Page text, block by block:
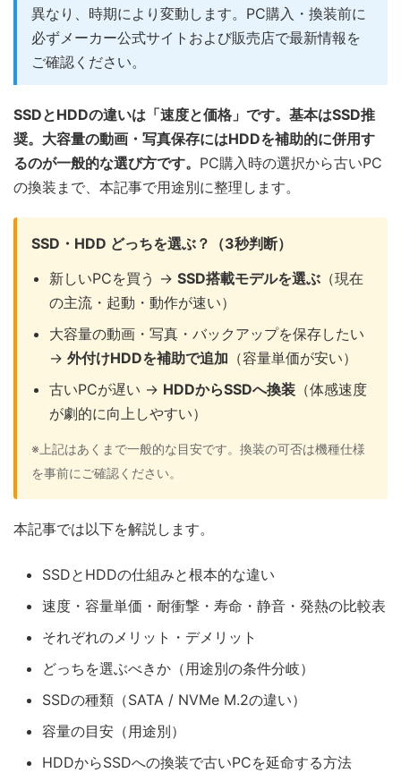
異なり、時期により変動します。PC購入・換装前に
必ずメーカー公式サイトおよび販売店で最新情報を
ご確認ください。
SSDとHDDの違いは「速度と価格」です。基本はSSD推
奨。大容量の動画・写真保存にはHDDを補助的に併用す
るのが一般的な選び方です。 PC購入時の選択から古いPC
の換装まで、本記事で用途別に整理します。
SSD・HDD どっちを選ぶ？（3秒判断）
新しいPCを買う → SSD搭載モデルを選ぶ （現在
の主流・起動・動作が速い）
大容量の動画・写真・バックアップを保存したい
→ 外付けHDDを補助で追加 （容量単価が安い）
古いPCが遅い → HDDからSSDへ換装 （体感速度
が劇的に向上しやすい）
※上記はあくまで一般的な目安です。換装の可否は機種仕様
を事前にご確認ください。
本記事では以下を解説します。
SSDとHDDの仕組みと根本的な違い
速度・容量単価・耐衝撃・寿命・静音・発熱の比較表
それぞれのメリット・デメリット
どっちを選ぶべきか（用途別の条件分岐）
SSDの種類（SATA / NVMe M.2の違い）
容量の目安（用途別）
HDDからSSDへの換装で古いPCを延命する方法